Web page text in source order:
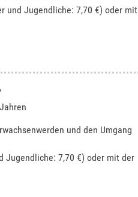
und Jugendliche: 7,70 €) oder mit
und den Umgang
Jugendliche: 7,70 €) oder mit der